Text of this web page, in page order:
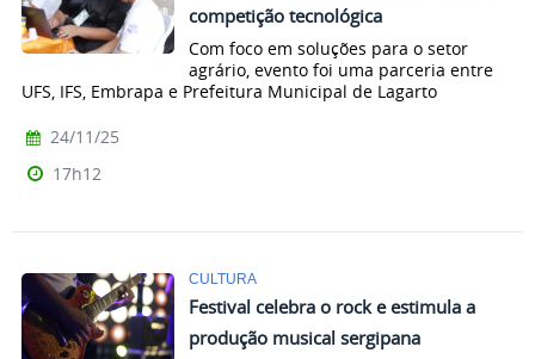
competição tecnológica
Com foco em soluções para o setor
agrário, evento foi uma parceria entre
UFS, IFS, Embrapa e Prefeitura Municipal de Lagarto
24/11/25
17h12
CULTURA
Festival celebra o rock e estimula a
produção musical sergipana